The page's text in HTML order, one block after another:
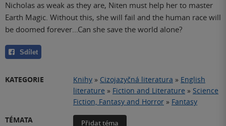
Nicholas as weak as they are, Niten must help her to master
Earth Magic. Without this, she will fail and the human race will
be doomed forever...Can she save the world alone?
Sdílet
KATEGORIE Knihy » Cizojazyčná literatura » English
literature » Fiction and Literature » Science
Fiction, Fantasy and Horror » Fantasy
TÉMATA
Přidat téma